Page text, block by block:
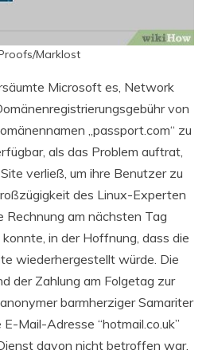
Marklost
Microsoft es, Network
von
„passport.com“ zu
als das Problem auftrat,
verließ, um ihre Benutzer zu
des Linux-Experten
Rechnung am nächsten Tag
in der Hoffnung, dass die
wiederhergestellt würde. Die
der Zahlung am Folgetag zur
barmherziger Samariter
Mail-Adresse “hotmail.co.uk”
davon nicht betroffen war.